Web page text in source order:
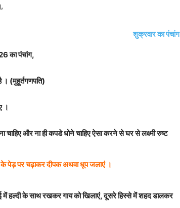
शुक्रवार का पंचांग
का पंचांग,
। (मुहूर्तगणपति)
।
चाहिए और ना ही कपडे धोने चाहिए ऐसा करने से घर से लक्ष्मी रुष्ट
पेड़ पर चढ़ाकर दीपक अथवा धूप जलाएं ।
हल्दी के साथ रखकर गाय को खिलाएं, दूसरे हिस्से में शहद डालकर